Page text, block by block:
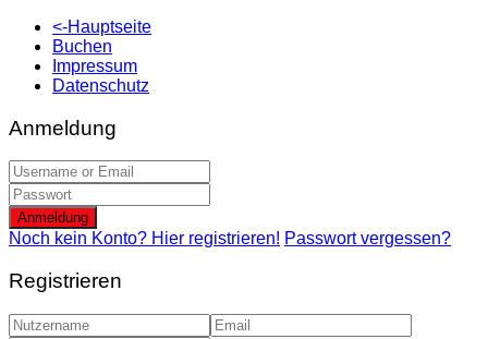
<-Hauptseite
Buchen
Impressum
Datenschutz
Anmeldung
Anmeldung
Noch kein Konto? Hier registrieren! Passwort vergessen?
Registrieren